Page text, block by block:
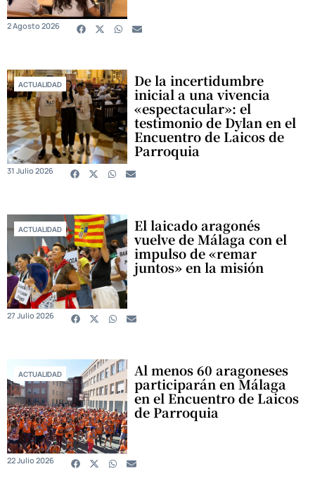
2 Agosto 2026
ACTUALIDAD De la incertidumbre
inicial a una vivencia
«espectacular»: el
testimonio de Dylan en el
Encuentro de Laicos de
Parroquia
31 Julio 2026
ACTUALIDAD El laicado aragonés
vuelve de Málaga con el
impulso de «remar
juntos» en la misión
27 Julio 2026
ACTUALIDAD Al menos 60 aragoneses
participarán en Málaga
en el Encuentro de Laicos
de Parroquia
22 Julio 2026